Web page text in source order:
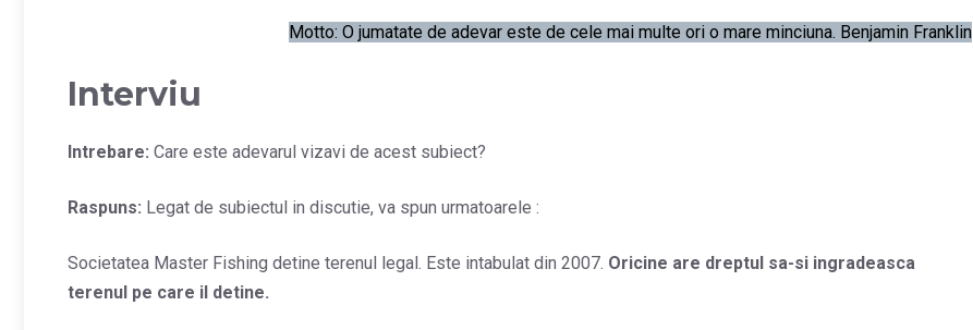
Motto: O jumatate de adevar este de cele mai multe ori o mare minciuna. Benjamin Franklin
Interviu
Intrebare: Care este adevarul vizavi de acest subiect?
Raspuns: Legat de subiectul in discutie, va spun urmatoarele :
Societatea Master Fishing detine terenul legal. Este intabulat din 2007. Oricine are dreptul sa-si ingradeasca
terenul pe care il detine.